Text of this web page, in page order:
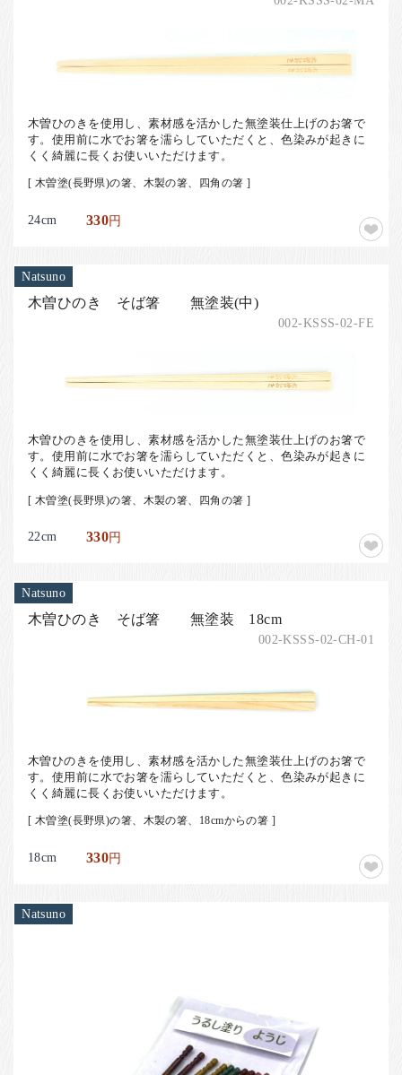
木曽ひのきを使用し、素材感を活かした無塗装仕上げのお箸で
す。使用前に水でお箸を濡らしていただくと、色染みが起きに
くく綺麗に長くお使いいただけます。
[ 木曽塗(長野県)の箸、木製の箸、四角の箸 ]
24cm 330円
Natsuno
木曽ひのき そば箸 無塗装(中)
002-KSSS-02-FE
木曽ひのきを使用し、素材感を活かした無塗装仕上げのお箸で
す。使用前に水でお箸を濡らしていただくと、色染みが起きに
くく綺麗に長くお使いいただけます。
[ 木曽塗(長野県)の箸、木製の箸、四角の箸 ]
22cm 330円
Natsuno
木曽ひのき そば箸 無塗装 18cm
002-KSSS-02-CH-01
木曽ひのきを使用し、素材感を活かした無塗装仕上げのお箸で
す。使用前に水でお箸を濡らしていただくと、色染みが起きに
くく綺麗に長くお使いいただけます。
[ 木曽塗(長野県)の箸、木製の箸、18cmからの箸 ]
18cm 330円
Natsuno